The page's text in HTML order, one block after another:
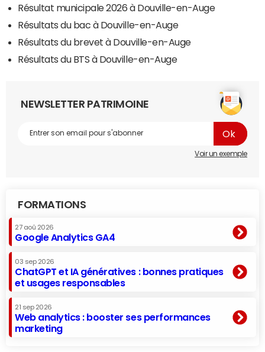
Résultat municipale 2026 à Douville-en-Auge
Résultats du bac à Douville-en-Auge
Résultats du brevet à Douville-en-Auge
Résultats du BTS à Douville-en-Auge
NEWSLETTER PATRIMOINE
Voir un exemple
FORMATIONS
27 aoû 2026
Google Analytics GA4
03 sep 2026
ChatGPT et IA génératives : bonnes pratiques
et usages responsables
21 sep 2026
Web analytics : booster ses performances
marketing